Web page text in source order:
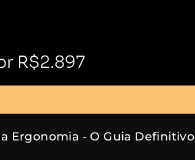
R$2.897
Ergonomia - O Guia Definitivo